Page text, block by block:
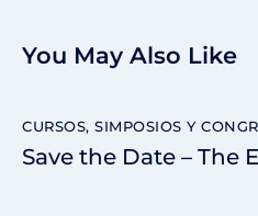
You May Also Like
CURSOS, SIMPOSIOS Y
Save the Date – The